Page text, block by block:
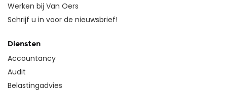
Werken bij Van Oers
Schrijf u in voor de nieuwsbrief!
Diensten
Accountancy
Audit
Belastingadvies